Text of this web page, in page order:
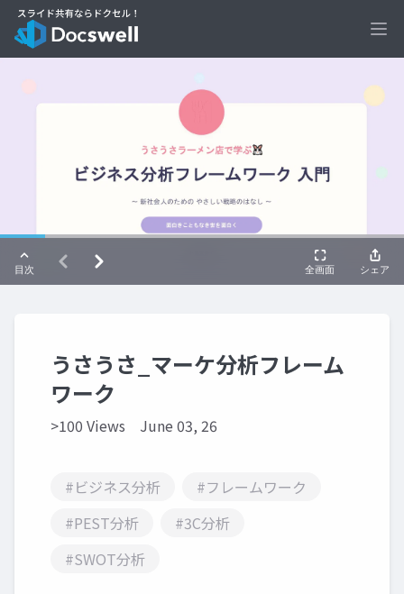
うさうさ_マーケ分析フレーム
ワーク
>100 Views June 03, 26
#ビジネス分析
#フレームワーク
#PEST分析
#3C分析
#SWOT分析